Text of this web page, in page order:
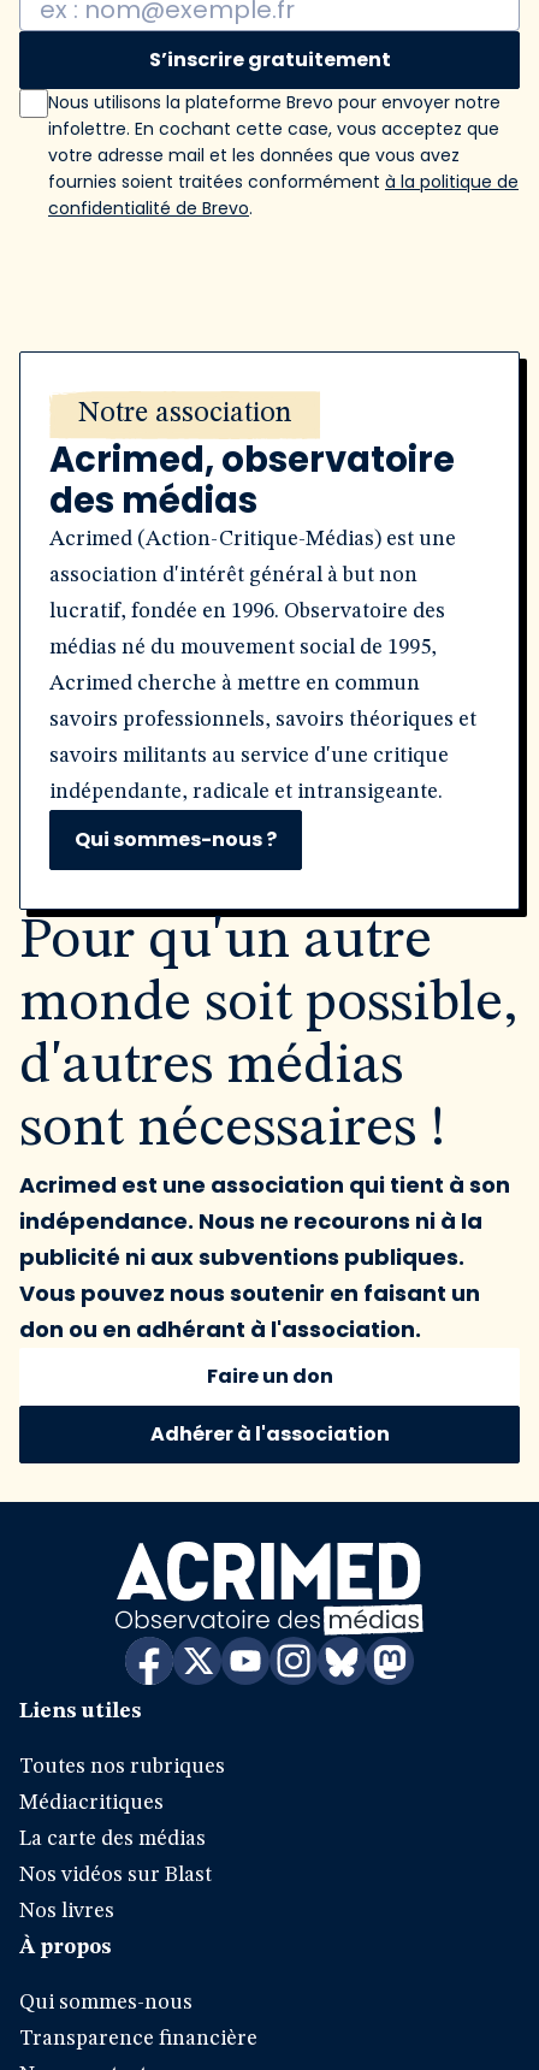
S’inscrire gratuitement
Nous utilisons la plateforme Brevo pour envoyer notre
infolettre. En cochant cette case, vous acceptez que
votre adresse mail et les données que vous avez
fournies soient traitées conformément à la politique de
confidentialité de Brevo.
Notre association
Acrimed, observatoire
des médias
Acrimed (Action-Critique-Médias) est une
association d'intérêt général à but non
lucratif, fondée en 1996. Observatoire des
médias né du mouvement social de 1995,
Acrimed cherche à mettre en commun
savoirs professionnels, savoirs théoriques et
savoirs militants au service d'une critique
indépendante, radicale et intransigeante.
Qui sommes-nous ?
Pour qu'un autre
monde soit possible,
d'autres médias
sont nécessaires !
Acrimed est une association qui tient à son
indépendance. Nous ne recourons ni à la
publicité ni aux subventions publiques.
Vous pouvez nous soutenir en faisant un
don ou en adhérant à l'association.
Faire un don
Adhérer à l'association
Liens utiles
Toutes nos rubriques
Médiacritiques
La carte des médias
Nos vidéos sur Blast
Nos livres
À propos
Qui sommes-nous
Transparence financière